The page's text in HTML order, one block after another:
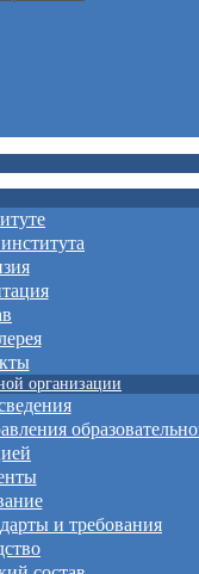
организации
и требования